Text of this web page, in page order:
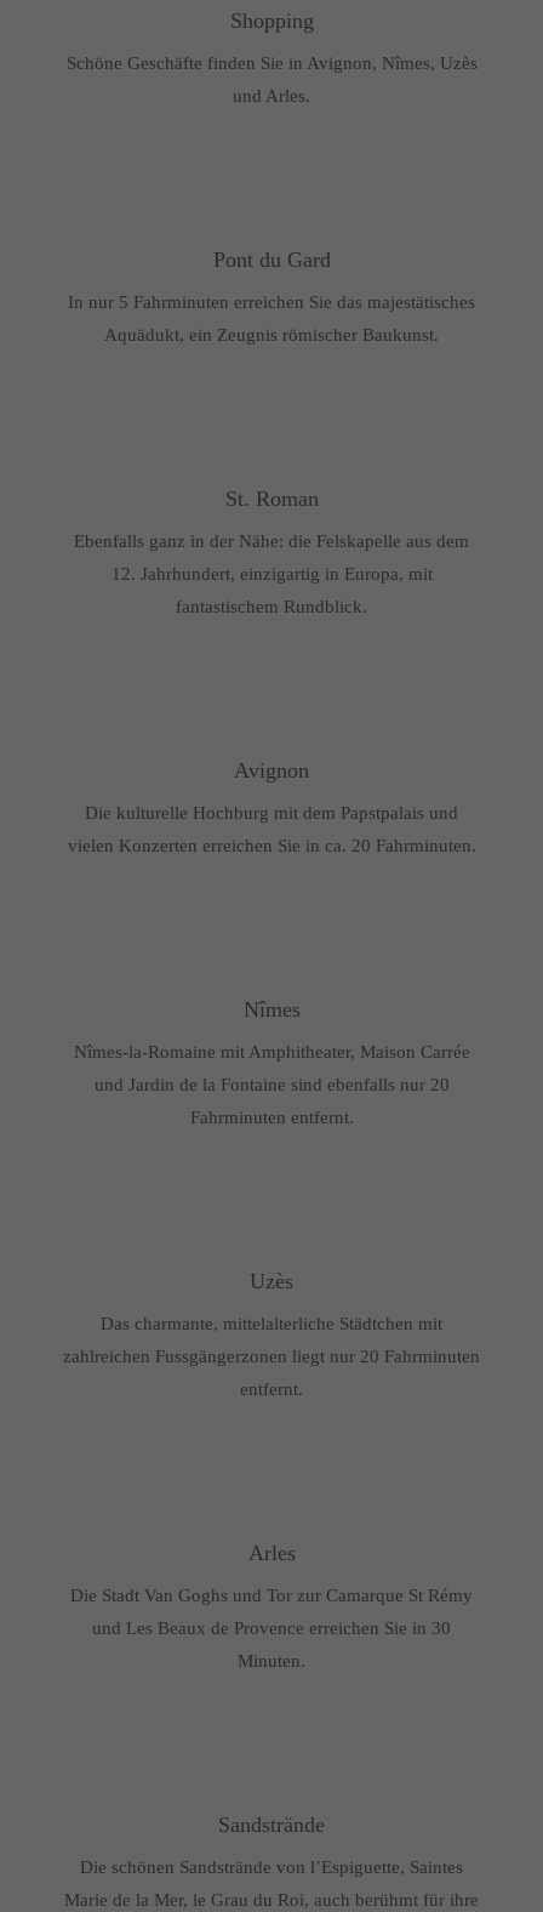
Shopping
Schöne Geschäfte finden Sie in Avignon, Nîmes, Uzès
und Arles.
Pont du Gard
In nur 5 Fahrminuten erreichen Sie das majestätisches
Aquädukt, ein Zeugnis römischer Baukunst.
St. Roman
Ebenfalls ganz in der Nähe: die Felskapelle aus dem
12. Jahrhundert, einzigartig in Europa, mit
fantastischem Rundblick.
Avignon
Die kulturelle Hochburg mit dem Papstpalais und
vielen Konzerten erreichen Sie in ca. 20 Fahrminuten.
Nîmes
Nîmes-la-Romaine mit Amphitheater, Maison Carrée
und Jardin de la Fontaine sind ebenfalls nur 20
Fahrminuten entfernt.
Uzès
Das charmante, mittelalterliche Städtchen mit
zahlreichen Fussgängerzonen liegt nur 20 Fahrminuten
entfernt.
Arles
Die Stadt Van Goghs und Tor zur Camarque St Rémy
und Les Beaux de Provence erreichen Sie in 30
Minuten.
Sandstrände
Die schönen Sandstrände von l’Espiguette, Saintes
Marie de la Mer, le Grau du Roi, auch berühmt für ihre